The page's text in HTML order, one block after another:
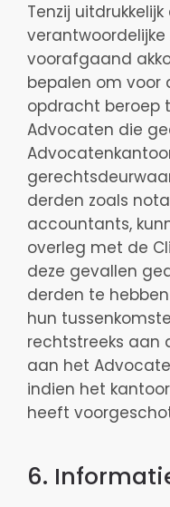
Tenzij
voorafgaand
bepalen om voor
opdracht beroep
Advocaten die
derden zoals
accountants,
overleg met de
deze gevallen
derden te
hun
rechtstreeks aan
aan het
indien het
heeft
6.